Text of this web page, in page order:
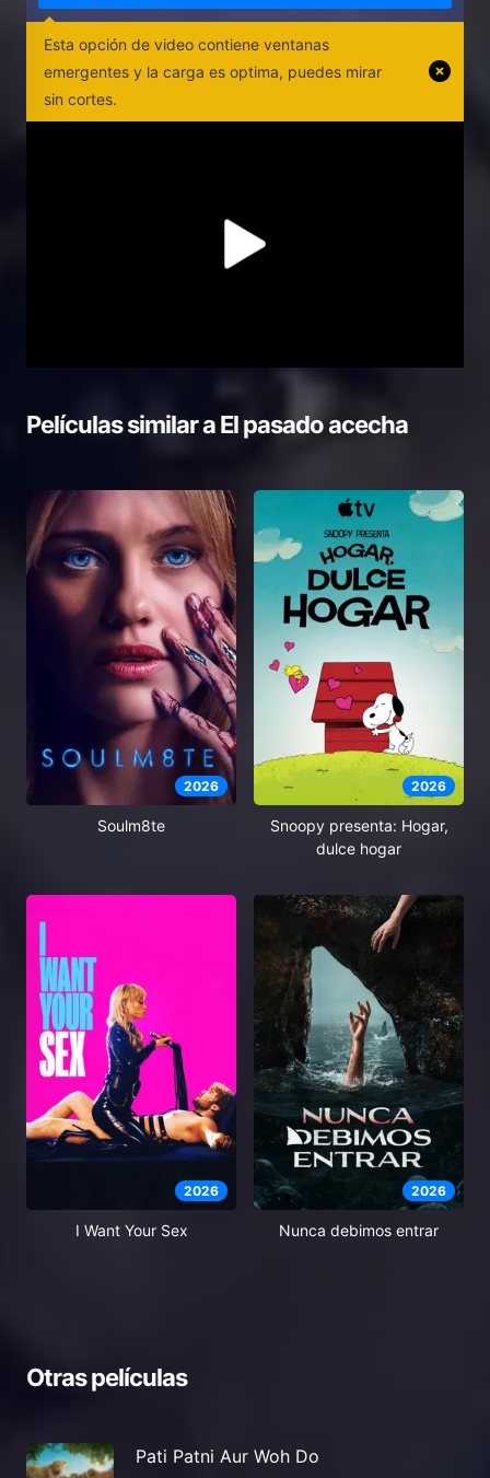
Esta opción de video contiene ventanas
emergentes y la carga es optima, puedes mirar
sin cortes.
Películas similar aEl pasado acecha
2026
Soulm8te
2026
Snoopy presenta: Hogar,
dulce hogar
2026
I Want Your Sex
2026
Nunca debimos entrar
Otras películas
Pati Patni Aur Woh Do